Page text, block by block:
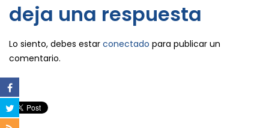
deja una respuesta
Lo siento, debes estar conectado para publicar un
comentario.